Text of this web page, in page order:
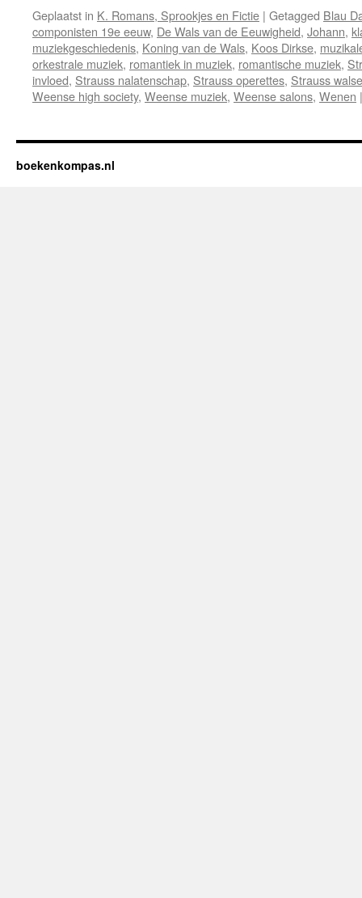
Geplaatst in K. Romans, Sprookjes en Fictie | Getagged Blau
componisten 19e eeuw, De Wals van de Eeuwigheid, Johann,
muziekgeschiedenis, Koning van de Wals, Koos Dirkse,
orkestrale muziek, romantiek in muziek, romantische muziek,
invloed, Strauss nalatenschap, Strauss operettes, Strauss
Weense high society, Weense muziek, Weense salons, Wenen |
boekenkompas.nl